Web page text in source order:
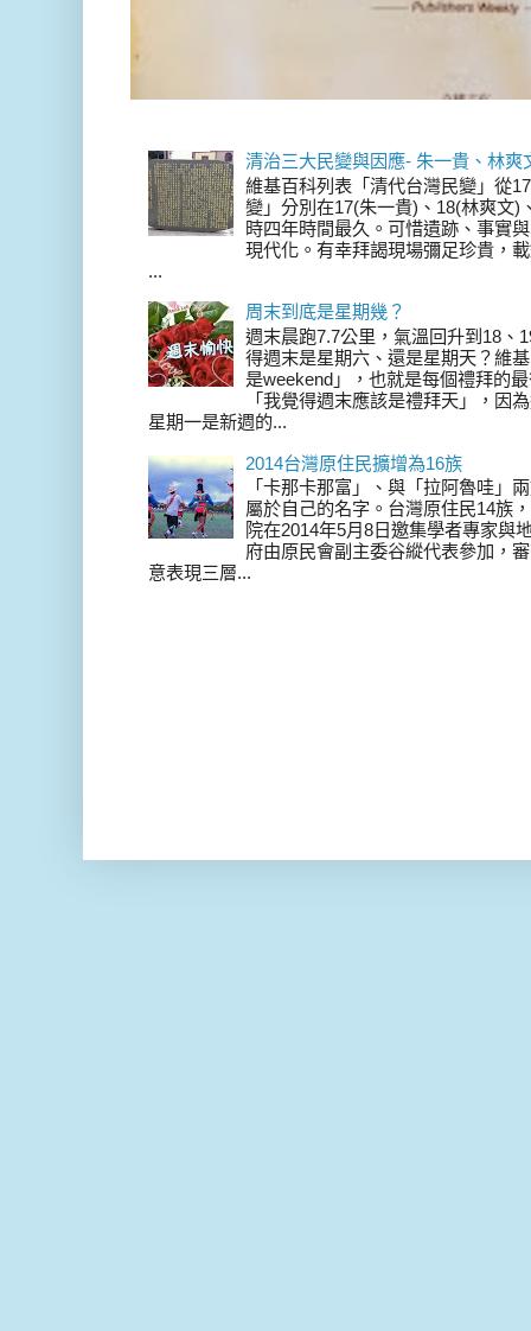
清治三大民變與因應- 朱一貴、林爽
維基百科列表「清代台灣民變」從
變」分別在17(朱一貴)、18(林爽文)
時四年時間最久。可惜遺跡、事實
現代化。有幸拜謁現場彌足珍貴，
...
周末到底是星期幾？
週末晨跑7.7公里，氣溫回升到18、
得週末是星期六、還是星期天？維
是weekend」，也就是每個禮拜的
「我覺得週末應該是禮拜天」，因
星期一是新週的...
2014台灣原住民擴增為16族
「卡那卡那富」、與「拉阿魯哇」
屬於自己的名字。台灣原住民14族
院在2014年5月8日邀集學者專家與
府由原民會副主委谷縱代表參加，
意表現三層...